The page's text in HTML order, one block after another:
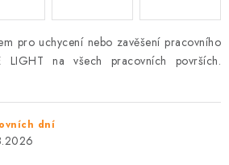
pro uchycení nebo zavěšení pracovního
LIGHT na všech pracovních površích.
dní